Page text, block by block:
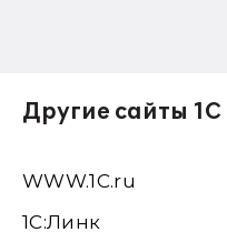
Другие сайты 1С
WWW.1С.ru
1С:Линк